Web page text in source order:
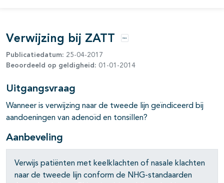
open- en dichtklappen
open- en dichtklappen
Verwijzing bij ZATT Opties
Publicatiedatum: 25-04-2017
Beoordeeld op geldigheid: 01-01-2014
Uitgangsvraag
Wanneer is verwijzing naar de tweede lijn geïndiceerd bij
aandoeningen van adenoïd en tonsillen?
Aanbeveling
Verwijs patiënten met keelklachten of nasale klachten
naar de tweede lijn conform de NHG-standaarden